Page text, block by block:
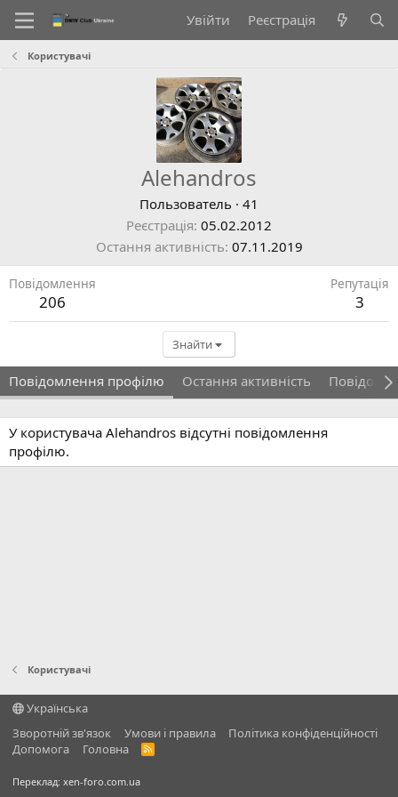
Увійти Реєстрація
Користувачі
Alehandros
Пользователь · 41
Реєстрація 05.02.2012
Остання активність 07.11.2019
Повідомлення
206
Репутація
3
Знайти
Повідомлення профілю Остання активність
У користувача Alehandros відсутні повідомлення
профілю.
Користувачі
Українська
Зворотній зв'язок
Умови і правила
Політика конфіденційності
Дoпoмoга
Головна
R
Переклад: xen-foro.com.ua